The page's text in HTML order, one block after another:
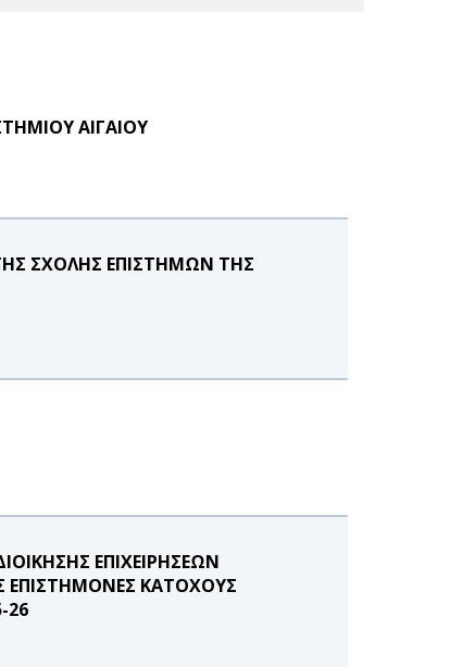
ΑΙΓΑΙΟΥ
ΣΧΟΛΗΣ ΕΠΙΣΤΗΜΩΝ ΤΗΣ
ΕΠΙΧΕΙΡΗΣΕΩΝ
ΕΠΙΣΤΗΜΟΝΕΣ ΚΑΤΟΧΟΥΣ
26